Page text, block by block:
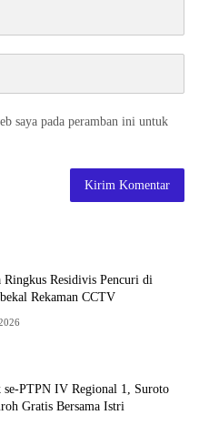
saya pada peramban ini untuk
Ringkus Residivis Pencuri di
Rekaman CCTV
se-PTPN IV Regional 1, Suroto
Gratis Bersama Istri